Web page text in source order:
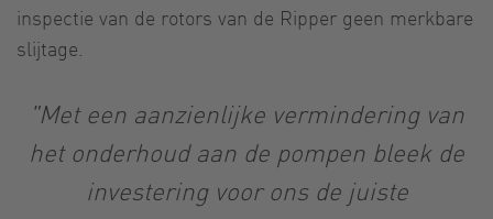
inspectie van de rotors van de Ripper geen merkbare
slijtage.
"Met een aanzienlijke vermindering van
het onderhoud aan de pompen bleek de
investering voor ons de juiste